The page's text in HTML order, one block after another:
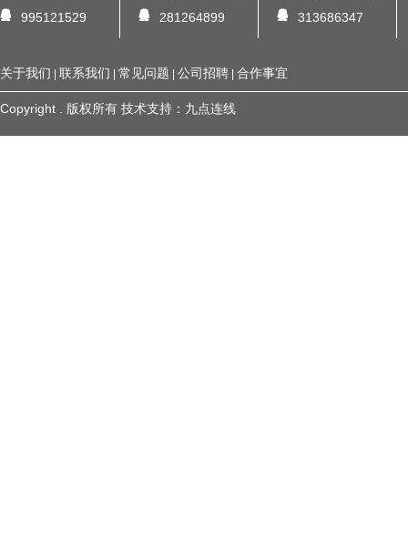
995121529
281264899
313686347
关于我们 联系我们 常见问题 公司招聘 合作事宜
Copyright . 版权所有 技术支持： 九点连线